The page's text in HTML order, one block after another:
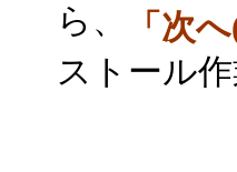
ら、 「次
ストール